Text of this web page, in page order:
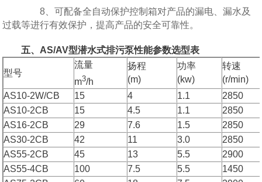
8、可配备全自动保护控制箱对产品的漏电、漏水及
过载等进行有效保护，提高产品的安全可靠性。
五、AS/AV型潜水式排污泵性能参数选型表
型号
流量
m3/h
扬程
(m)
功率
(kw)
转速
(r/min)
AS10-2W/CB
15 4 1.1
2850
AS10-2CB
15 4.5 1.1
2850
AS16-2CB
29 7.6 1.5
2850
AS30-2CB
42 11 3.0
2850
AS55-2CB
45 13 5.5
2900
AS55-4CB
100 7.5 5.5
1450